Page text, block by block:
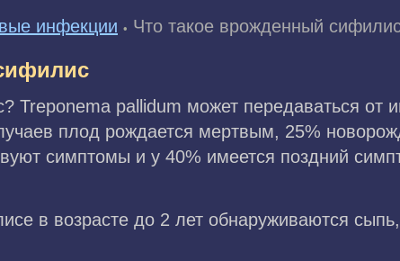
инфекции • Что такое врожденный
Treponema pallidum может передаваться от
плод рождается мертвым, 25%
симптомы и у 40% имеется поздний
в возрасте до 2 лет обнаруживаются сыпь,